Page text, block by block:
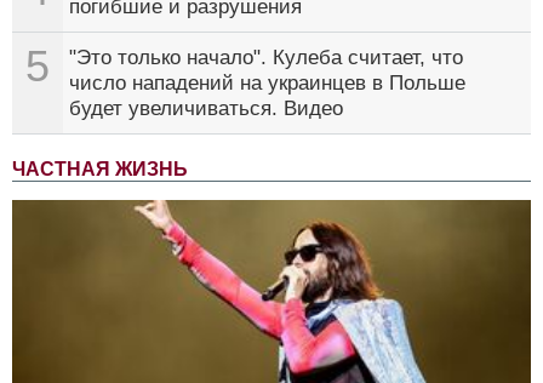
погибшие и разрушения
5
"Это только начало". Кулеба считает, что
число нападений на украинцев в Польше
будет увеличиваться. Видео
ЧАСТНАЯ ЖИЗНЬ